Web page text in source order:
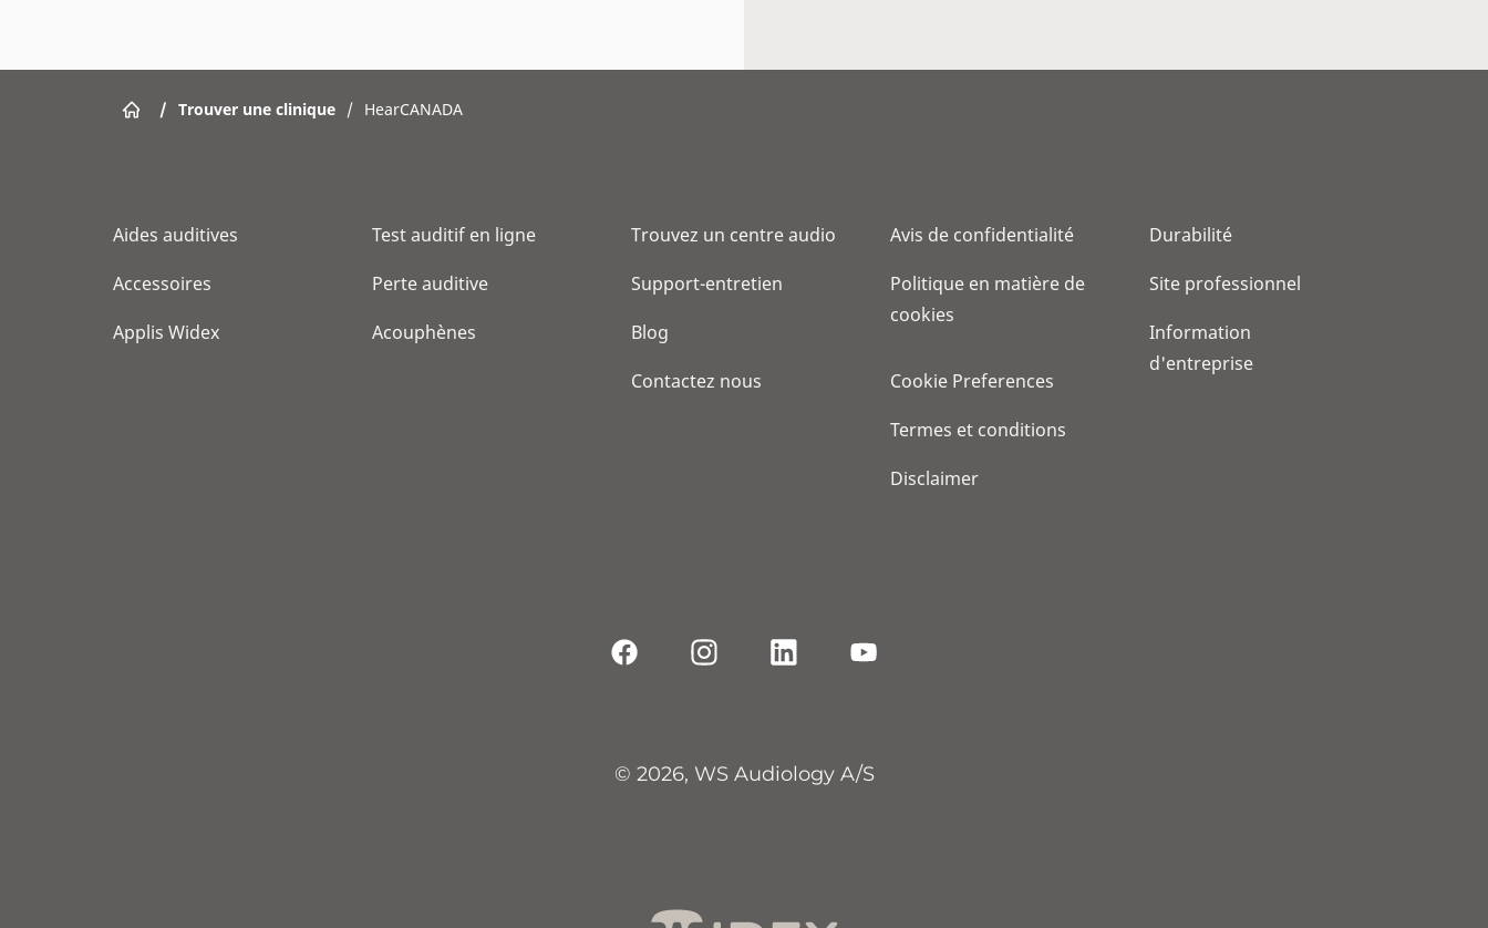
/ Trouver une clinique / HearCANADA
Aides auditives
Accessoires
Applis Widex
Test auditif en ligne
Perte auditive
Acouphènes
Trouvez un centre audio
Support-entretien
Blog
Contactez nous
Avis de confidentialité
Politique en matière de
cookies
Cookie Preferences
Termes et conditions
Disclaimer
Durabilité
Site professionnel
Information
d'entreprise
© 2026, WS Audiology A/S